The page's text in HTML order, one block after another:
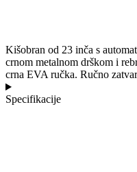
Kišobran od 23 inča s
crnom metalnom drškom i
crna EVA ručka. Ručno
Specifikacije